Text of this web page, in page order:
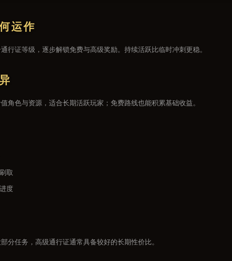
运作
行证等级，逐步解锁免费与高级奖励。持续活跃比临时冲刺更稳。
角色与资源，适合长期活跃玩家；免费路线也能积累基础收益。
取
度
分任务，高级通行证通常具备较好的长期性价比。